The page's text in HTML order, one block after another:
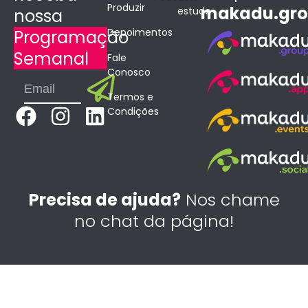
nossa
Programação
Semanal
Email Submit
F
b
k
I
a
a
L
e
d
n
Produzir
Depoimentos
Fale
Conosco
Termos e
Condições
estudo
Precisa de ajuda?Nos chame
no chat da página!